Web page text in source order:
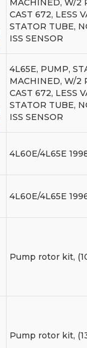
CAST 672, LESS
STATOR TUBE,
ISS SENSOR
4L65E, PUMP,
MACHINED, W/2
CAST 672, LESS
STATOR TUBE,
ISS SENSOR
4L60E/4L65E
4L60E/4L65E
Pump rotor kit,
Pump rotor kit,